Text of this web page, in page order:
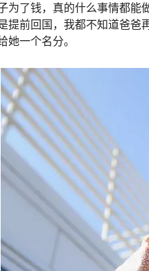
为了钱，真的什么事情都能
提前回国，我都不知道爸爸
她一个名分。